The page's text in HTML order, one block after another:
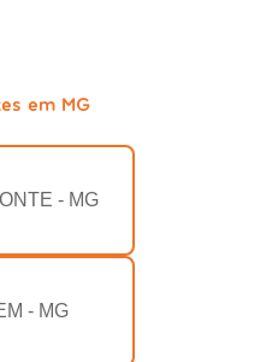
em MG
- MG
- MG